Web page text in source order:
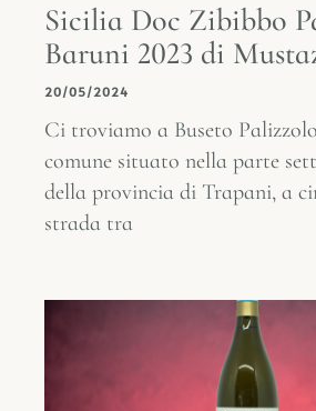
Sicilia Doc Zibibbo
Baruni 2023 di
20/05/2024
Ci troviamo a Buseto
comune situato nella parte
della provincia di Trapani, a
strada tra